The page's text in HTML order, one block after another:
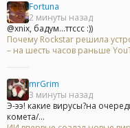
Fortuna
2 минуты назад
@xnix, бадум...ттссс :))
Почему Rockstar решила
– на шесть часов раньше
mrGrim
3 минуты назад
Э-ээ! какие вирусы?на
комета/...